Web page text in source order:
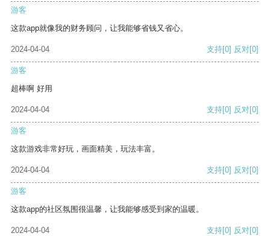
游客
这款app就像我的财务顾问，让我能够省钱又省心。
2024-04-04 支持[0] 反对[0]
游客
超棒啊 好用
2024-04-04 支持[0] 反对[0]
游客
这款游戏非常好玩，画面精美，玩法丰富。
2024-04-04 支持[0] 反对[0]
游客
这款app的社区氛围很温馨，让我能够感受到家的温暖。
2024-04-04 支持[0] 反对[0]